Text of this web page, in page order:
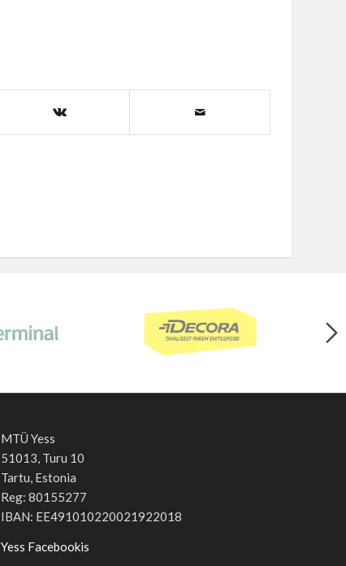
MTÜ Yess
51013, Turu 10
Tartu, Estonia
Reg: 80155277
IBAN: EE491010220021922018
Yess Facebookis